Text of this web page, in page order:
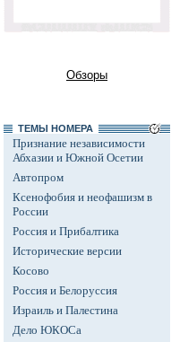
Обзоры
ТЕМЫ НОМЕРА
Признание независимости
Абхазии и Южной Осетии
Автопром
Ксенофобия и неофашизм в
России
Россия и Прибалтика
Исторические версии
Косово
Россия и Белоруссия
Израиль и Палестина
Дело ЮКОСа